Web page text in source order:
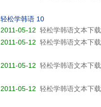
轻松学韩语 10
2011-05-12 轻松学韩语文本下载
2011-05-12 轻松学韩语文本下载
2011-05-12 轻松学韩语文本下载
2011-05-12 轻松学韩语文本下载